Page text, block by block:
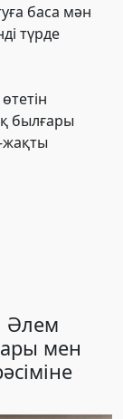
баса мән
түрде
былғары
жақты
Әлем
мен